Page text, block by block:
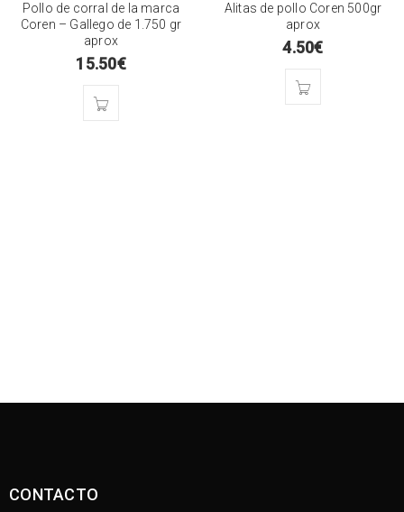
Pollo de corral de la marca
Coren – Gallego de 1.750 gr
aprox
15.50€
Alitas de pollo Coren 500gr
aprox
4.50€
CONTACTO